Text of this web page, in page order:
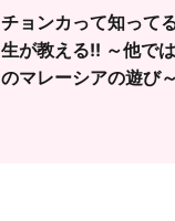
チョンカって知って
生が教える!! ～他で
のマレーシアの遊び～